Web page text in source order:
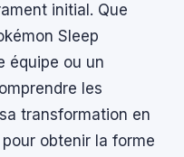
initial. Que
Sleep
équipe ou un
les
transformation en
obtenir la forme